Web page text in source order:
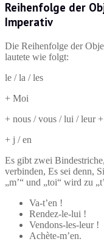
Reihenfolge der
Imperativ
Die Reihenfolge der
lautete wie folgt:
le / la / les
+ Moi
+ nous / vous / lui / leur +
+ j / en
Es gibt zwei
verbinden, Es sei denn,
„m’“ und „toi“ wird zu
Va-t’en !
Rendez-le-lui !
Vendons-les-leur !
Achète-m’en.